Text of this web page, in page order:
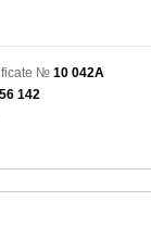
№ 10 042A
142